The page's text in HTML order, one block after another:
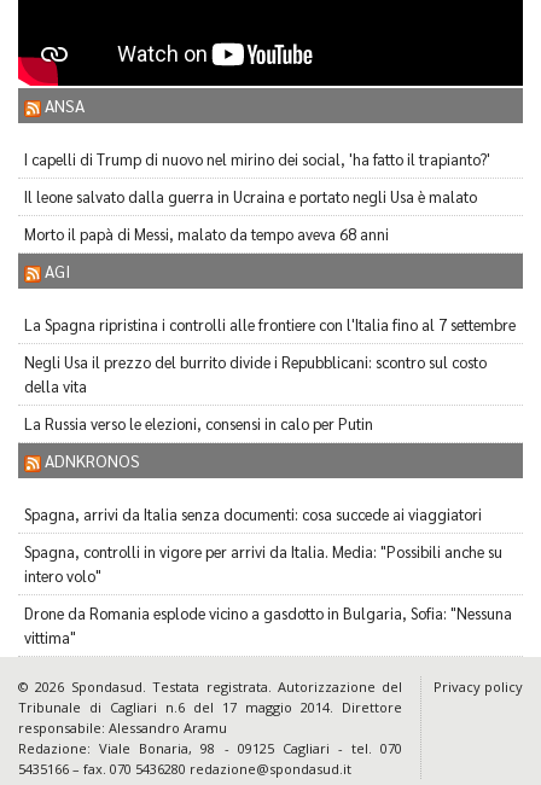
ANSA
I capelli di Trump di nuovo nel mirino dei social, 'ha fatto il trapianto?'
Il leone salvato dalla guerra in Ucraina e portato negli Usa è malato
Morto il papà di Messi, malato da tempo aveva 68 anni
AGI
La Spagna ripristina i controlli alle frontiere con l'Italia fino al 7 settembre
Negli Usa il prezzo del burrito divide i Repubblicani: scontro sul costo
della vita
La Russia verso le elezioni, consensi in calo per Putin
ADNKRONOS
Spagna, arrivi da Italia senza documenti: cosa succede ai viaggiatori
Spagna, controlli in vigore per arrivi da Italia. Media: "Possibili anche su
intero volo"
Drone da Romania esplode vicino a gasdotto in Bulgaria, Sofia: "Nessuna
vittima"
Privacy policy
© 2026 Spondasud. Testata registrata. Autorizzazione del
Tribunale di Cagliari n.6 del 17 maggio 2014. Direttore
responsabile: Alessandro Aramu
Redazione: Viale Bonaria, 98 - 09125 Cagliari - tel. 070
5435166 – fax. 070 5436280 redazione@spondasud.it